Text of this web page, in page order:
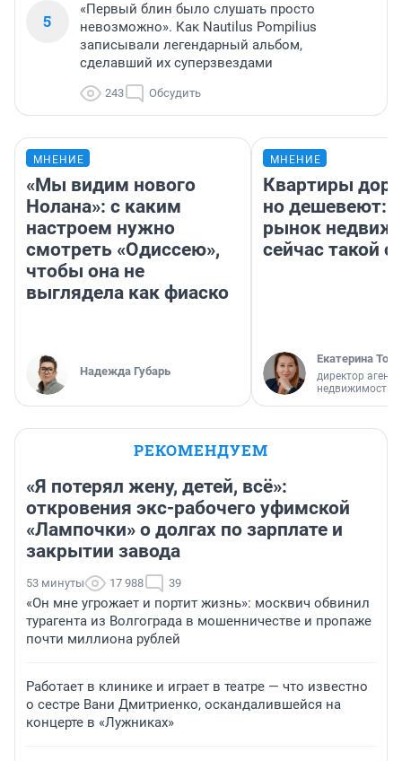
5
«Первый блин было слушать просто
невозможно». Как Nautilus Pompilius
записывали легендарный альбом,
сделавший их суперзвездами
243 Обсудить
МНЕНИЕ
«Мы видим нового
Нолана»: с каким
настроем нужно
смотреть «Одиссею»,
чтобы она не
выглядела как фиаско
Надежда Губарь
МНЕНИЕ
Квартиры
но дешевеют:
рынок
сейчас такой
Екатерина
директор
недвижимости
РЕКОМЕНДУЕМ
«Я потерял жену, детей, всё»:
откровения экс-рабочего уфимской
«Лампочки» о долгах по зарплате и
закрытии завода
53 минуты 17 988 39
«Он мне угрожает и портит жизнь»: москвич обвинил
турагента из Волгограда в мошенничестве и пропаже
почти миллиона рублей
Работает в клинике и играет в театре — что известно
о сестре Вани Дмитриенко, оскандалившейся на
концерте в «Лужниках»